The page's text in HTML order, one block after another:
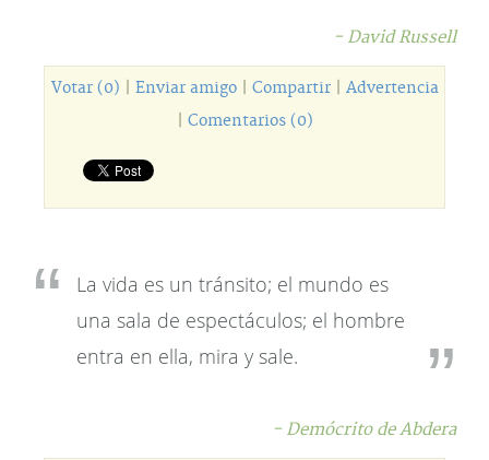
- David Russell
Votar (0) Enviar amigo| Compartir| Advertencia
Comentarios (0)
La vida es un tránsito; el mundo es
una sala de espectáculos; el hombre
entra en ella, mira y sale.
- Demócrito de Abdera